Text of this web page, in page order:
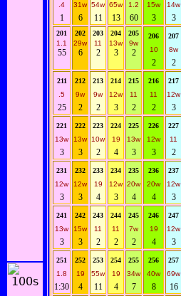
.4
1
31w
6
54w
11
65w
13
1.2
60
15w
3
14w
3
201
1.1
55
202
29w
6
203
11
2
204
13w
3
205
9w
2
206
10
2
207
8w
2
211
.5
25
212
9w
2
213
9w
2
214
12w
3
215
11
2
216
11
2
217
12w
3
221
13w
3
222
13w
3
223
10w
2
224
19
4
225
13w
3
226
12w
3
227
11
2
231
12w
3
232
12w
3
233
19
4
234
12w
3
235
20w
4
236
20w
4
237
12w
3
241
13w
3
242
15w
3
243
11
2
244
11
2
245
7w
2
246
19
4
247
12w
3
251
1.8
1:30
252
19
4
253
55w
11
254
19
4
255
34w
7
256
40w
8
257
69w
16